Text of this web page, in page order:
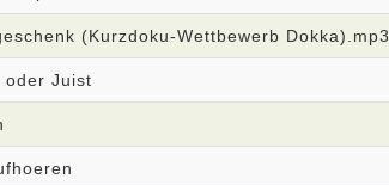
(Kurzdoku-Wettbewerb Dokka).mp3
oder Juist